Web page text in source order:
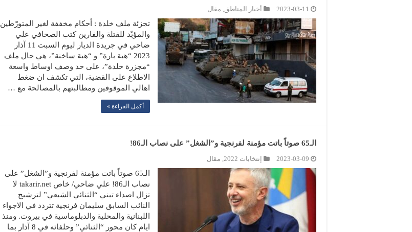
2023-03-11 أخبار المناطق, مقال
تجزئة ملف خلدة : أحكام مخففة لغير المتورّطين
والمؤبّد للقتلة والفارين كتب الصحافي علي
ضاحي في جريدة الديار ليوم السبت 11 آذار
2023 “هبة بارة” و “هبة ساخنة”، هي حال ملف
“مجزرة خلدة”، على حد وصف اوساط واسعة
الاطلاع على القضية، التي تكشف ان ضغط
اهالي الموقوفين ومطالبتهم بالمصالحة مع …
أكمل القراءة »
الـ65 صوتاً باتت مؤمنة لفرنجية و”الشغل” على نصاب الـ86!
2023-03-09 إنتخابات 2022 , مقال
الـ65 صوتاً باتت مؤمنة لفرنجية و”الشغل” على
نصاب الـ86! علي ضاحي/ خاص takarir.net لا
تزال اصداء تبني “الثنائي الشيعي” لترشيح
النائب السابق سليمان فرنجية تتردد في الاجواء
اللبنانية والمحلية والدبلوماسية في بيروت. ومنذ
ايام كان محور “الثنائي” وحلفائه في 8 آذار بما